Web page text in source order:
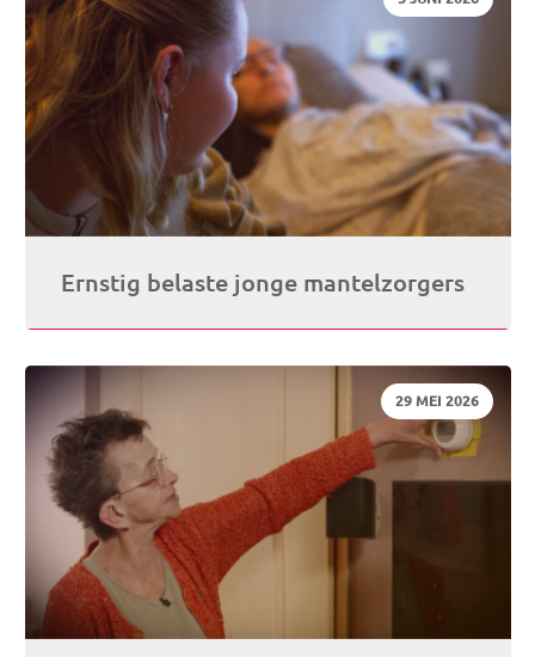
Ernstig belaste jonge mantelzorgers
DATUM:
29 MEI 2026